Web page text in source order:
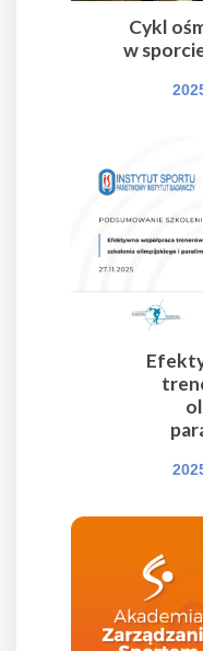
Cykl
w